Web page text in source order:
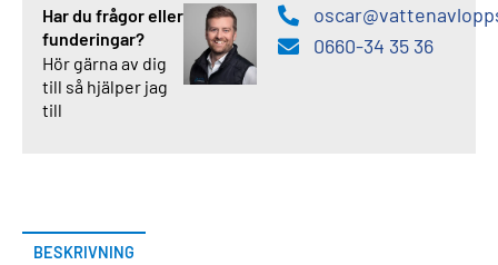
Har du frågor eller
funderingar?
Hör gärna av dig
till så hjälper jag
till
0660-34 35 36
BESKRIVNING